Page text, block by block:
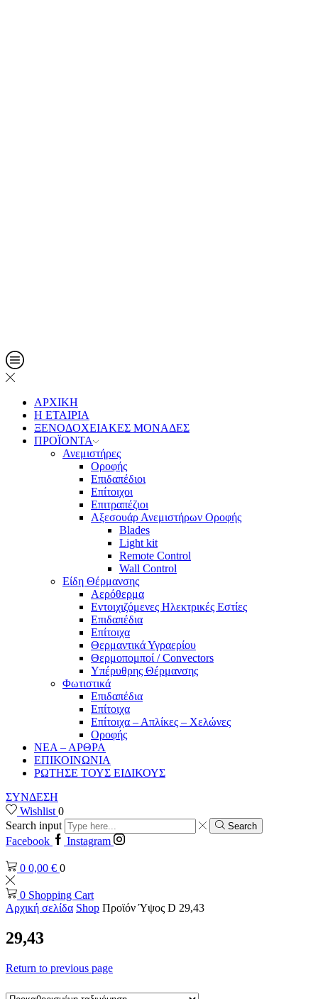
ΑΡΧΙΚΗ
Η ΕΤΑΙΡΙΑ
ΞΕΝΟΔΟΧΕΙΑΚΕΣ ΜΟΝΑΔΕΣ
ΠΡΟΪΟΝΤΑ
Ανεμιστήρες
Οροφής
Επιδαπέδιοι
Επίτοιχοι
Επιτραπέζιοι
Αξεσουάρ Ανεμιστήρων Οροφής
Blades
Light kit
Remote Control
Wall Control
Είδη Θέρμανσης
Αερόθερμα
Εντοιχιζόμενες Ηλεκτρικές Εστίες
Επιδαπέδια
Επίτοιχα
Θερμαντικά Υγραερίου
Θερμοπομποί / Convectors
Υπέρυθρης Θέρμανσης
Φωτιστικά
Επιδαπέδια
Επίτοιχα
Επίτοιχα – Απλίκες – Χελώνες
Οροφής
ΝΕΑ – ΑΡΘΡΑ
ΕΠΙΚΟΙΝΩΝΙΑ
ΡΩΤΗΣΕ ΤΟΥΣ ΕΙΔΙΚΟΥΣ
ΣΥΝΔΕΣΗ
Wishlist 0
Search input
Search
Facebook Instagram
0 0,00 € 0
0 Shopping Cart
Αρχική σελίδα Shop Προϊόν Ύψος D 29,43
29,43
Return to previous page